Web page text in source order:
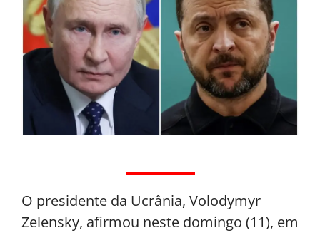
O presidente da Ucrânia, Volodymyr
Zelensky, afirmou neste domingo (11), em